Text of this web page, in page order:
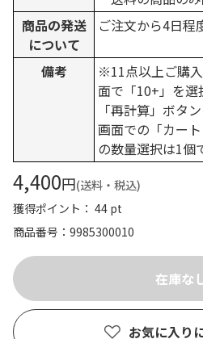
商品の発送
について
ご注文から4日程
備考
※11点以上ご購
面で「10+」を
「再計算」ボタ
画面での「カー
の数量選択は1個
4,400円(送料・税込)
獲得ポイント： 44 pt
商品番号
9985300010
お気に入り